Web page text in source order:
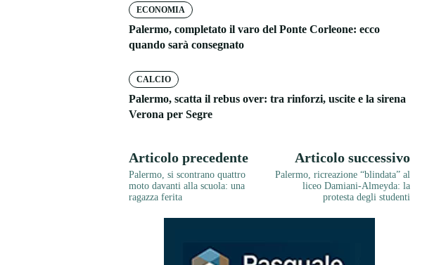
ECONOMIA
Palermo, completato il varo del Ponte Corleone: ecco
quando sarà consegnato
CALCIO
Palermo, scatta il rebus over: tra rinforzi, uscite e la sirena
Verona per Segre
Articolo precedente
Palermo, si scontrano quattro
moto davanti alla scuola: una
ragazza ferita
Articolo successivo
Palermo, ricreazione “blindata” al
liceo Damiani-Almeyda: la
protesta degli studenti